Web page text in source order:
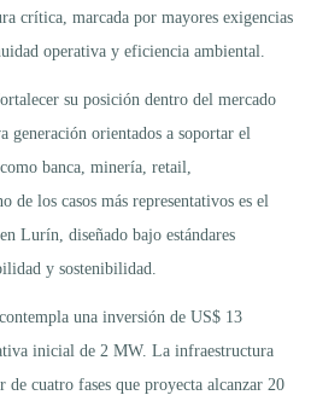
crítica, marcada por mayores exigencias
operativa y eficiencia ambiental.
su posición dentro del mercado
generación orientados a soportar el
banca, minería, retail,
de los casos más representativos es el
Lurín, diseñado bajo estándares
y sostenibilidad.
una inversión de US$ 13
inicial de 2 MW. La infraestructura
cuatro fases que proyecta alcanzar 20